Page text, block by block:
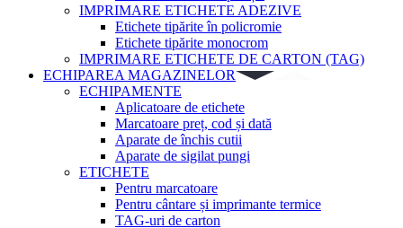
IMPRIMARE ETICHETE ADEZIVE
Etichete tipărite în policromie
Etichete tipărite monocrom
IMPRIMARE ETICHETE DE CARTON (TAG)
ECHIPAREA MAGAZINELOR
ECHIPAMENTE
Aplicatoare de etichete
Marcatoare preț, cod și dată
Aparate de închis cutii
Aparate de sigilat pungi
ETICHETE
Pentru marcatoare
Pentru cântare și imprimante termice
TAG-uri de carton